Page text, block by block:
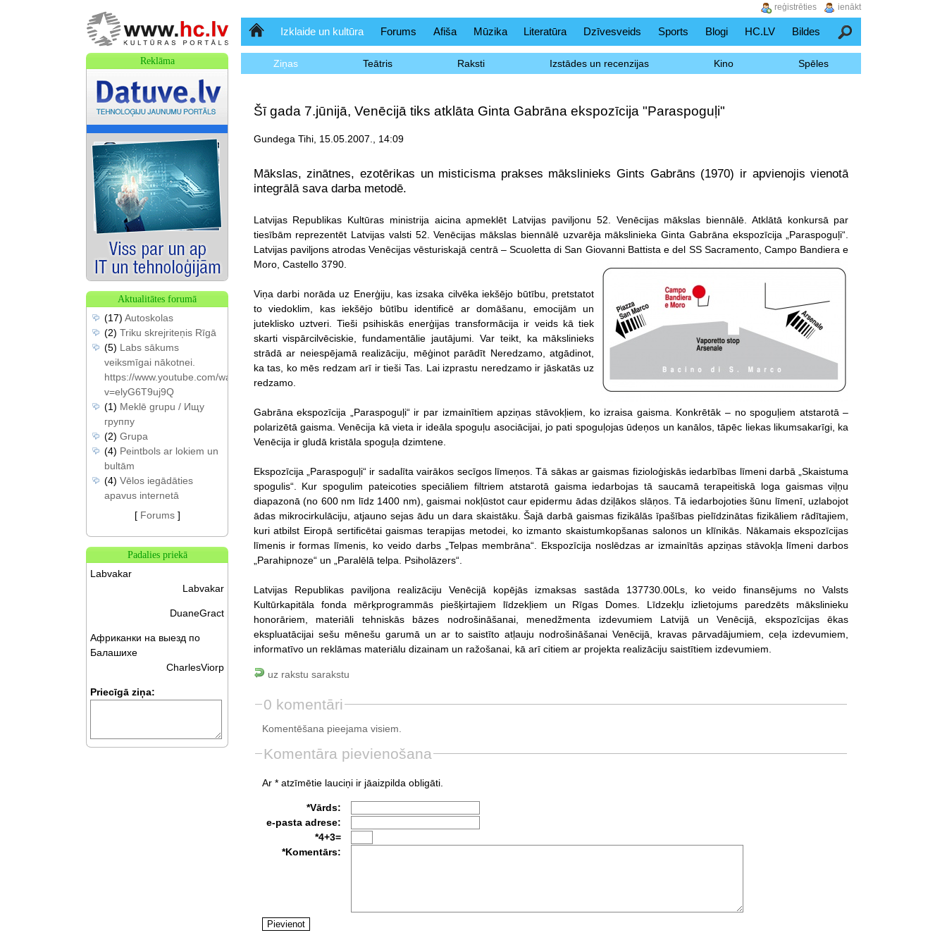
SākumlapaIzklaide un kultūra Forums Afiša Mūzika Literatūra Dzīvesveids Sports Blogi HC.LV Bildes Meklēšana
Ziņas Teātris Raksti Izstādes un recenzijas Kino Spēles
Šī gada 7.jūnijā, Venēcijā tiks atklāta Ginta Gabrāna ekspozīcija "Paraspoguļi"
Gundega Tihi, 15.05.2007., 14:09
Mākslas, zinātnes, ezotērikas un misticisma prakses mākslinieks Gints Gabrāns (1970) ir apvienojis vienotā
integrālā sava darba metodē.
Latvijas Republikas Kultūras ministrija aicina apmeklēt Latvijas paviljonu 52. Venēcijas mākslas biennālē. Atklātā konkursā par
tiesībām reprezentēt Latvijas valsti 52. Venēcijas mākslas biennālē uzvarēja mākslinieka Ginta Gabrāna ekspozīcija „Paraspoguļi“.
Latvijas paviljons atrodas Venēcijas vēsturiskajā centrā – Scuoletta di San Giovanni Battista e del SS Sacramento, Campo Bandiera e
Moro, Castello 3790.
Viņa darbi norāda uz Enerģiju, kas izsaka cilvēka iekšējo būtību, pretstatot
to viedoklim, kas iekšējo būtību identificē ar domāšanu, emocijām un
juteklisko uztveri. Tieši psihiskās enerģijas transformācija ir veids kā tiek
skarti vispārcilvēciskie, fundamentālie jautājumi. Var teikt, ka mākslinieks
strādā ar neiespējamā realizāciju, mēģinot parādīt Neredzamo, atgādinot,
ka tas, ko mēs redzam arī ir tieši Tas. Lai izprastu neredzamo ir jāskatās uz
redzamo.
Gabrāna ekspozīcija „Paraspoguļi“ ir par izmainītiem apziņas stāvokļiem, ko izraisa gaisma. Konkrētāk – no spoguļiem atstarotā –
polarizētā gaisma. Venēcija kā vieta ir ideāla spoguļu asociācijai, jo pati spoguļojas ūdeņos un kanālos, tāpēc liekas likumsakarīgi, ka
Venēcija ir gludā kristāla spoguļa dzimtene.
Ekspozīcija „Paraspoguļi“ ir sadalīta vairākos secīgos līmeņos. Tā sākas ar gaismas fizioloģiskās iedarbības līmeni darbā „Skaistuma
spogulis“. Kur spogulim pateicoties speciāliem filtriem atstarotā gaisma iedarbojas tā saucamā terapeitiskā loga gaismas viļņu
diapazonā (no 600 nm līdz 1400 nm), gaismai nokļūstot caur epidermu ādas dziļākos slāņos. Tā iedarbojoties šūnu līmenī, uzlabojot
ādas mikrocirkulāciju, atjauno sejas ādu un dara skaistāku. Šajā darbā gaismas fizikālās īpašības pielīdzinātas fizikāliem rādītajiem,
kuri atbilst Eiropā sertificētai gaismas terapijas metodei, ko izmanto skaistumkopšanas salonos un klīnikās. Nākamais ekspozīcijas
līmenis ir formas līmenis, ko veido darbs „Telpas membrāna“. Ekspozīcija noslēdzas ar izmainītās apziņas stāvokļa līmeni darbos
„Parahipnoze“ un „Paralēlā telpa. Psiholāzers“.
Latvijas Republikas paviljona realizāciju Venēcijā kopējās izmaksas sastāda 137730.00Ls, ko veido finansējums no Valsts
Kultūrkapitāla fonda mērķprogrammās piešķirtajiem līdzekļiem un Rīgas Domes. Līdzekļu izlietojums paredzēts mākslinieku
honorāriem, materiāli tehniskās bāzes nodrošināšanai, menedžmenta izdevumiem Latvijā un Venēcijā, ekspozīcijas ēkas
ekspluatācijai sešu mēnešu garumā un ar to saistīto atļauju nodrošināšanai Venēcijā, kravas pārvadājumiem, ceļa izdevumiem,
informatīvo un reklāmas materiālu dizainam un ražošanai, kā arī citiem ar projekta realizāciju saistītiem izdevumiem.
uz rakstu sarakstu
0 komentāri
Komentēšana pieejama visiem.
Komentāra pievienošana
Ar * atzīmētie lauciņi ir jāaizpilda obligāti.
*Vārds:
e-pasta adrese:
*4+3=
*Komentārs:
Reklāma
Aktualitātes forumā
(17) Autoskolas
(2) Triku skrejriteņis Rīgā
(5) Labs sākums
veiksmīgai nākotnei.
https://www.youtube.com/watch?
v=elyG6T9uj9Q
(1) Meklē grupu / Ищу
группу
(2) Grupa
(4) Peintbols ar lokiem un
bultām
(4) Vēlos iegādāties
apavus internetā
[ Forums]
Padalies priekā
Labvakar
Labvakar
DuaneGract
Африканки на выезд по
Балашихе
CharlesViorp
Priecīgā ziņa:
ienākt
reģistrēties